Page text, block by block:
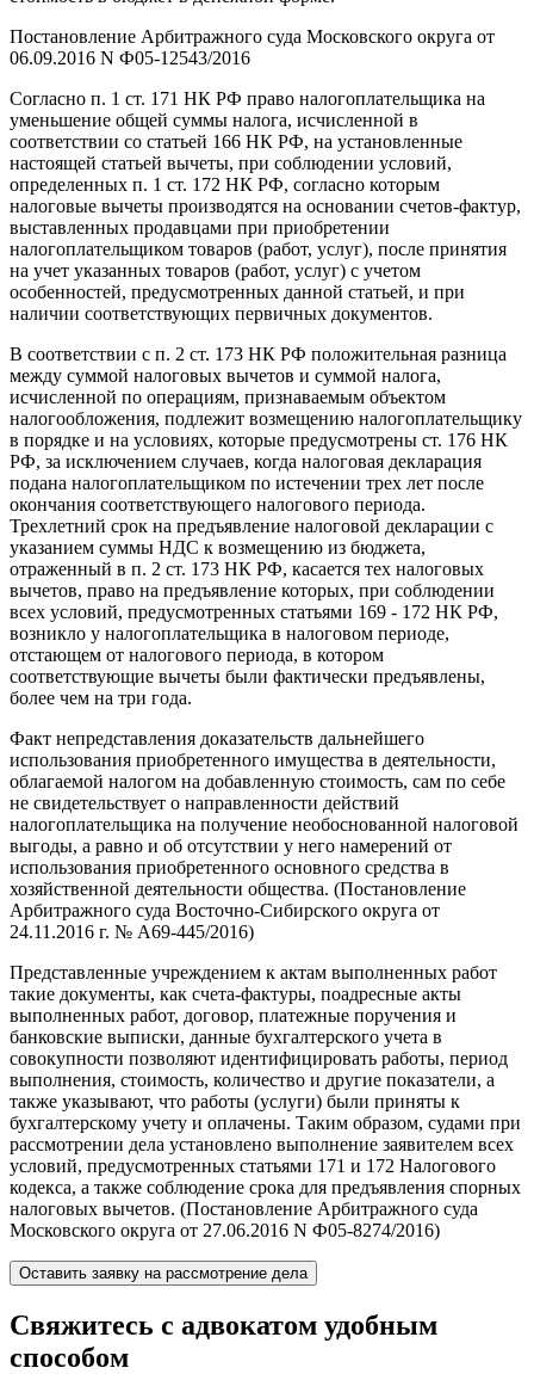
Постановление Арбитражного суда Московского округа от
06.09.2016 N Ф05-12543/2016
Согласно п. 1 ст. 171 НК РФ право налогоплательщика на
уменьшение общей суммы налога, исчисленной в
соответствии со статьей 166 НК РФ, на установленные
настоящей статьей вычеты, при соблюдении условий,
определенных п. 1 ст. 172 НК РФ, согласно которым
налоговые вычеты производятся на основании счетов-фактур,
выставленных продавцами при приобретении
налогоплательщиком товаров (работ, услуг), после принятия
на учет указанных товаров (работ, услуг) с учетом
особенностей, предусмотренных данной статьей, и при
наличии соответствующих первичных документов.
В соответствии с п. 2 ст. 173 НК РФ положительная разница
между суммой налоговых вычетов и суммой налога,
исчисленной по операциям, признаваемым объектом
налогообложения, подлежит возмещению налогоплательщику
в порядке и на условиях, которые предусмотрены ст. 176 НК
РФ, за исключением случаев, когда налоговая декларация
подана налогоплательщиком по истечении трех лет после
окончания соответствующего налогового периода.
Трехлетний срок на предъявление налоговой декларации с
указанием суммы НДС к возмещению из бюджета,
отраженный в п. 2 ст. 173 НК РФ, касается тех налоговых
вычетов, право на предъявление которых, при соблюдении
всех условий, предусмотренных статьями 169 - 172 НК РФ,
возникло у налогоплательщика в налоговом периоде,
отстающем от налогового периода, в котором
соответствующие вычеты были фактически предъявлены,
более чем на три года.
Факт непредставления доказательств дальнейшего
использования приобретенного имущества в деятельности,
облагаемой налогом на добавленную стоимость, сам по себе
не свидетельствует о направленности действий
налогоплательщика на получение необоснованной налоговой
выгоды, а равно и об отсутствии у него намерений от
использования приобретенного основного средства в
хозяйственной деятельности общества. (Постановление
Арбитражного суда Восточно-Сибирского округа от
24.11.2016 г. № А69-445/2016)
Представленные учреждением к актам выполненных работ
такие документы, как счета-фактуры, поадресные акты
выполненных работ, договор, платежные поручения и
банковские выписки, данные бухгалтерского учета в
совокупности позволяют идентифицировать работы, период
выполнения, стоимость, количество и другие показатели, а
также указывают, что работы (услуги) были приняты к
бухгалтерскому учету и оплачены. Таким образом, судами при
рассмотрении дела установлено выполнение заявителем всех
условий, предусмотренных статьями 171 и 172 Налогового
кодекса, а также соблюдение срока для предъявления спорных
налоговых вычетов. (Постановление Арбитражного суда
Московского округа от 27.06.2016 N Ф05-8274/2016)
Оставить заявку на рассмотрение дела
Свяжитесь с адвокатом удобным
способом